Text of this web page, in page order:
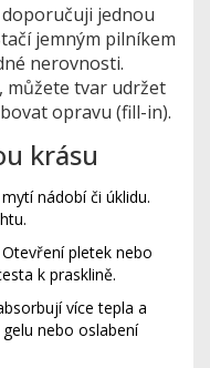
jednou
jemným pilníkem
nerovnosti.
můžete tvar udržet
opravu (fill-in).
krásu
nádobí či úklidu.
pletek nebo
k prasklině.
více tepla a
nebo oslabení